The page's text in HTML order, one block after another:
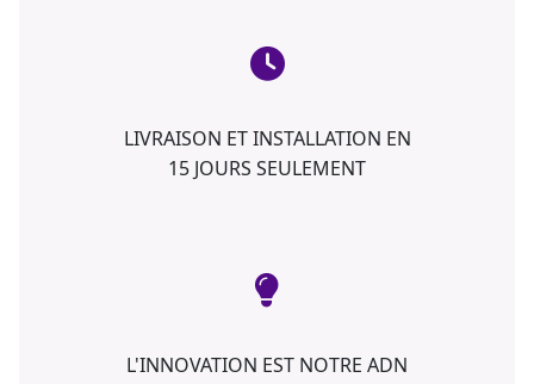
LIVRAISON ET INSTALLATION EN
15 JOURS SEULEMENT
L'INNOVATION EST NOTRE ADN